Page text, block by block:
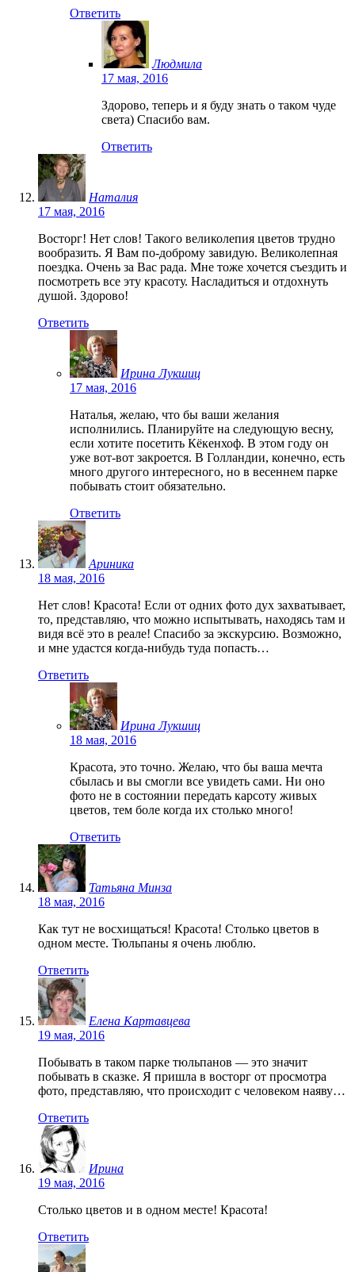
Ответить
Людмила
17 мая, 2016
Здорово, теперь и я буду знать о таком чуде
света) Спасибо вам.
Ответить
Наталия
17 мая, 2016
Восторг! Нет слов! Такого великолепия цветов трудно
вообразить. Я Вам по-доброму завидую. Великолепная
поездка. Очень за Вас рада. Мне тоже хочется съездить и
посмотреть все эту красоту. Насладиться и отдохнуть
душой. Здорово!
Ответить
Ирина Лукшиц
17 мая, 2016
Наталья, желаю, что бы ваши желания
исполнились. Планируйте на следующую весну,
если хотите посетить Кёкенхоф. В этом году он
уже вот-вот закроется. В Голландии, конечно, есть
много другого интересного, но в весеннем парке
побывать стоит обязательно.
Ответить
Ариника
18 мая, 2016
Нет слов! Красота! Если от одних фото дух захватывает,
то, представляю, что можно испытывать, находясь там и
видя всё это в реале! Спасибо за экскурсию. Возможно,
и мне удастся когда-нибудь туда попасть…
Ответить
Ирина Лукшиц
18 мая, 2016
Красота, это точно. Желаю, что бы ваша мечта
сбылась и вы смогли все увидеть сами. Ни оно
фото не в состоянии передать карсоту живых
цветов, тем боле когда их столько много!
Ответить
Татьяна Минза
18 мая, 2016
Как тут не восхищаться! Красота! Столько цветов в
одном месте. Тюльпаны я очень люблю.
Ответить
Елена Картавцева
19 мая, 2016
Побывать в таком парке тюльпанов — это значит
побывать в сказке. Я пришла в восторг от просмотра
фото, представляю, что происходит с человеком наяву…
Ответить
Ирина
19 мая, 2016
Столько цветов и в одном месте! Красота!
Ответить